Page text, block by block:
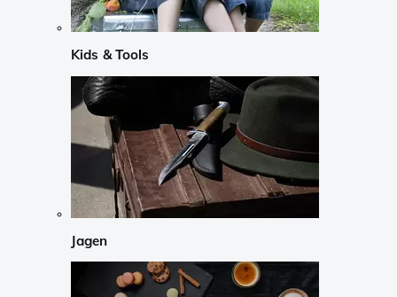
Kids & Tools
Jagen